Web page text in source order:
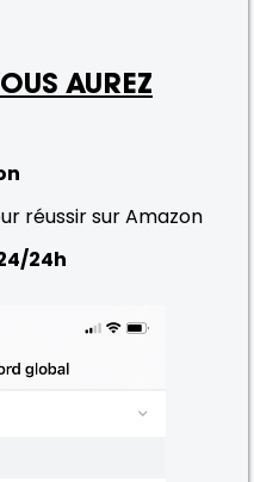
AUREZ
réussir sur Amazon
24h